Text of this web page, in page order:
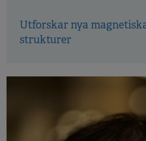
Utforskar nya
strukturer